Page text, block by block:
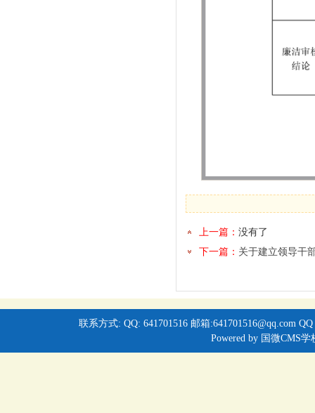
上一篇：没有了
下一篇： 关于建立领导干
联系方式: QQ: 641701516 邮箱:641701516@qq.com
Powered by 国微CMS学